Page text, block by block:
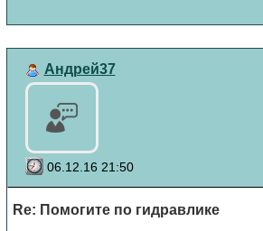
Андрей37
06.12.16 21:50
Re: Помогите по гидравлике